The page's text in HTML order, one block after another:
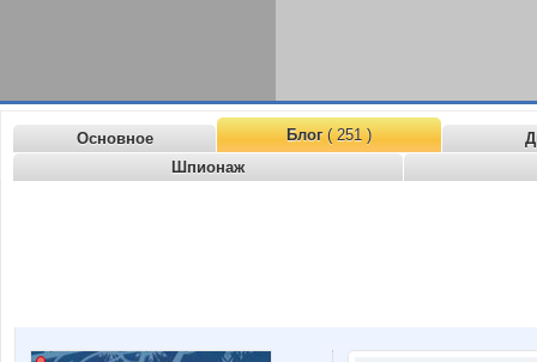
Основное Блог( 251 )
Шпионаж